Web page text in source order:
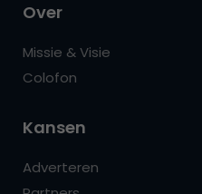
Over
Missie & Visie
Colofon
Kansen
Adverteren